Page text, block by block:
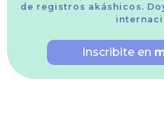
de registros akáshicos.
Inscribite en